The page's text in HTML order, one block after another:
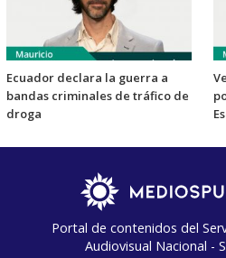
Ecuador declara la guerra a
bandas criminales de tráfico de
droga
Portal de contenidos del
Audiovisual Nacional -